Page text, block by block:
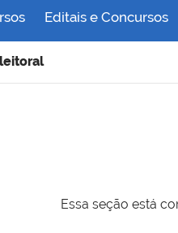
Editais e Concursos
Essa seção está